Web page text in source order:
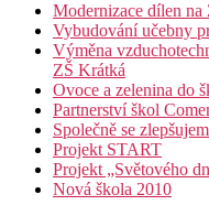
Modernizace dílen na
Vybudování učebny
Výměna
ZŠ Krátká
Ovoce a zelenina do
Partnerství škol
Společně se
Projekt START
Projekt „Světového
Nová škola 2010